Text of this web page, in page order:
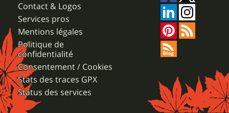
Contact & Logos
Services pros
Mentions légales
Politique de
confidentialité
Consentement / Cookies
Stats des traces GPX
Status des services